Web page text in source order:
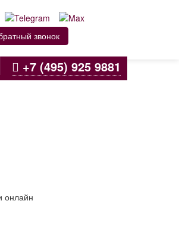
звонок
+7 (495) 925 9881
онлайн